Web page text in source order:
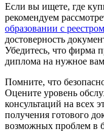
Если вы ищете, где
рекомендуем
образовании с реестром
достоверность
Убедитесь, что фирма
диплома на нужное
Помните, что
Оцените уровень
консультаций на всех
получения готового
возможных проблем в